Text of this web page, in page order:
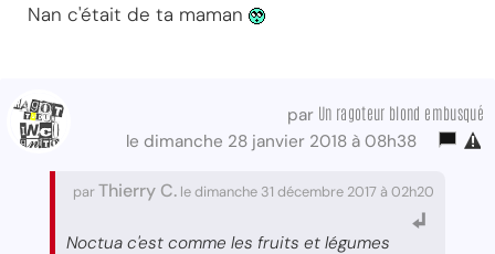
Nan c'était de ta maman
par Un ragoteur blond embusqué
le dimanche 28 janvier 2018 à 08h38
parThierry C. le dimanche 31 décembre 2017 à 02h20
Noctua c'est comme les fruits et légumes